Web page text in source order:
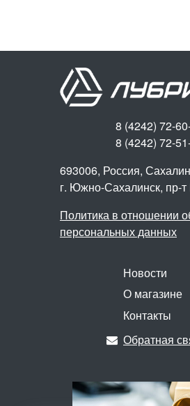
8 (4242) 72-
8 (4242) 72-
693006, Россия,
г. Южно-Сахалинск, пр-
Политика в отношении
персональных данных
Новости
О магазине
Контакты
Обратная